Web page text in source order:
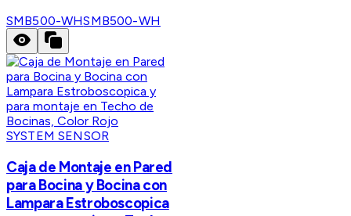
SMB500-WHSMB500-WH
SYSTEM SENSOR
Caja de Montaje en Pared
para Bocina y Bocina con
Lampara Estroboscopica